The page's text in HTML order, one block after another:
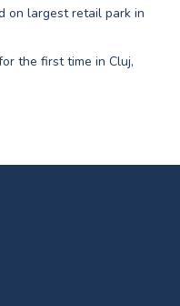
on largest retail park in
the first time in Cluj,